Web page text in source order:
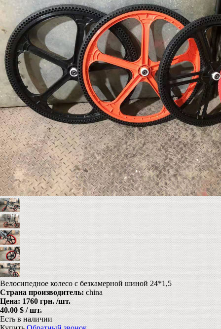
Велосипедное колесо с безкамерной шиной 24*1,5
Страна производитель:china
Цена: 1760 грн. /шт.
40.00 $ / шт.
Есть в наличии